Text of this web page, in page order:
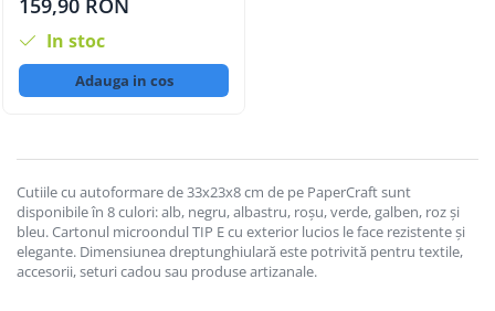
159,90 RON
In stoc
Adauga in cos
Cutiile cu autoformare de 33x23x8 cm de pe PaperCraft sunt
disponibile în 8 culori: alb, negru, albastru, roșu, verde, galben, roz și
bleu. Cartonul microondul TIP E cu exterior lucios le face rezistente și
elegante. Dimensiunea dreptunghiulară este potrivită pentru textile,
accesorii, seturi cadou sau produse artizanale.